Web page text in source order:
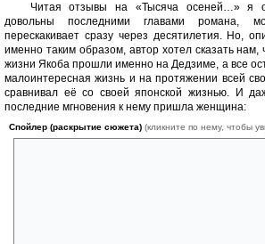
Читая отзывы на «Тысяча осеней…» я
довольны последними главами романа,
перескакивает сразу через десятилетия. Но,
именно таким образом, автор хотел сказать
жизни Якоба прошли именно на Дедзиме, а все
малоинтересная жизнь и на протяжении всей
сравнивал её со своей японской жизнью. И
последние мгновения к нему пришла женщина:
Спойлер (раскрытие сюжета) (кликните по нему, чтобы